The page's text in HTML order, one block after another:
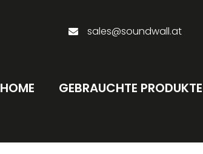
sales@soundwall.at
HOME GEBRAUCHTE PRODUKTE